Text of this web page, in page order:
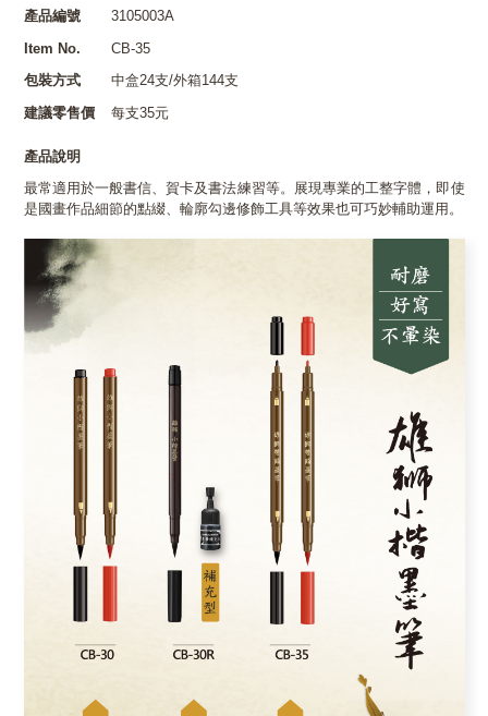
產品編號
3105003A
Item No.
CB-35
包裝方式
中盒24支/外箱144支
建議零售價
每支35元
產品說明
最常適用於一般書信、賀卡及書法練習等。展現專業的工整字體，即使
是國畫作品細節的點綴、輪廓勾邊修飾工具等效果也可巧妙輔助運用。